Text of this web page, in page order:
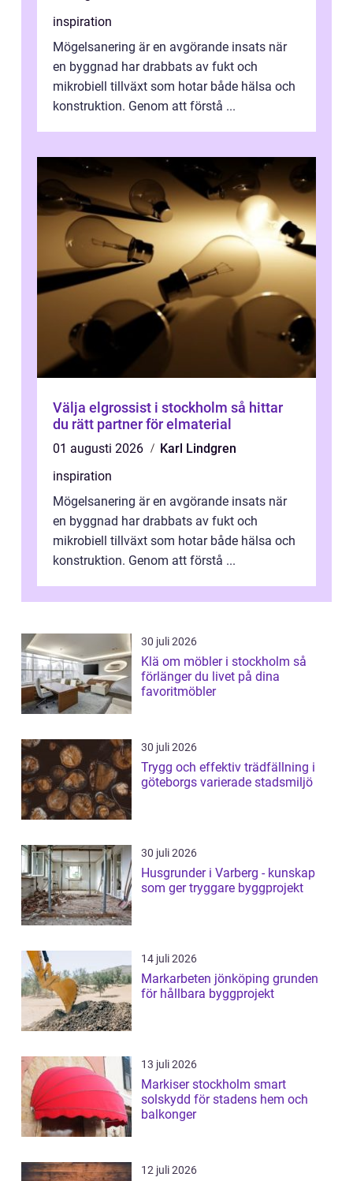
inspiration
Mögelsanering är en avgörande insats när
en byggnad har drabbats av fukt och
mikrobiell tillväxt som hotar både hälsa och
konstruktion. Genom att förstå ...
Välja elgrossist i stockholm så hittar
du rätt partner för elmaterial
01 augusti 2026
Karl Lindgren
inspiration
Mögelsanering är en avgörande insats när
en byggnad har drabbats av fukt och
mikrobiell tillväxt som hotar både hälsa och
konstruktion. Genom att förstå ...
30 juli 2026
Klä om möbler i stockholm så
förlänger du livet på dina
favoritmöbler
30 juli 2026
Trygg och effektiv trädfällning i
göteborgs varierade stadsmiljö
30 juli 2026
Husgrunder i Varberg - kunskap
som ger tryggare byggprojekt
14 juli 2026
Markarbeten jönköping grunden
för hållbara byggprojekt
13 juli 2026
Markiser stockholm smart
solskydd för stadens hem och
balkonger
12 juli 2026